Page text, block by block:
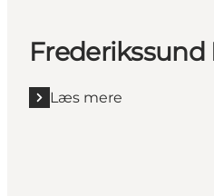
Læs mere
Læs mere "Frederikssund